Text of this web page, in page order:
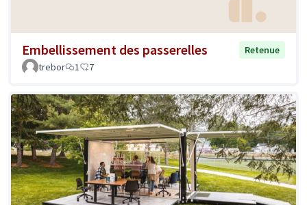
Embellissement des passerelles
Retenue
trebor
1 7